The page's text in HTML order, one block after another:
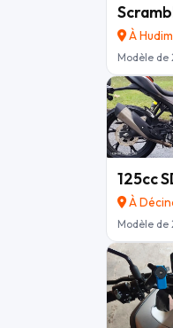
À
Modèle de
125cc
À
Modèle de